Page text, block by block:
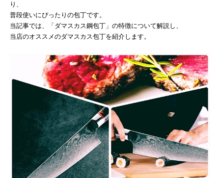
り、
普段使いにぴったりの包丁です。
当記事では、「ダマスカス鋼包丁」の特徴について解説し、
当店のオススメのダマスカス包丁を紹介します。